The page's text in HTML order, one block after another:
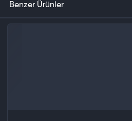
Benzer Ürünler